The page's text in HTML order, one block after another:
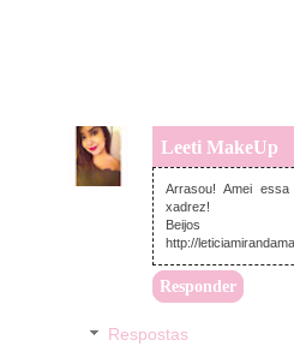
Leeti MakeUp
Arrasou! Amei
xadrez!
Beijos
http://
Responder
Respostas